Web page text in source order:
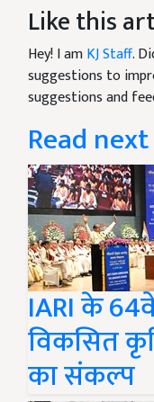
Like this
Hey! I amKJ Staff.
suggestions to
suggestions and
Read next
IARI के
विकसित
का संकल्प